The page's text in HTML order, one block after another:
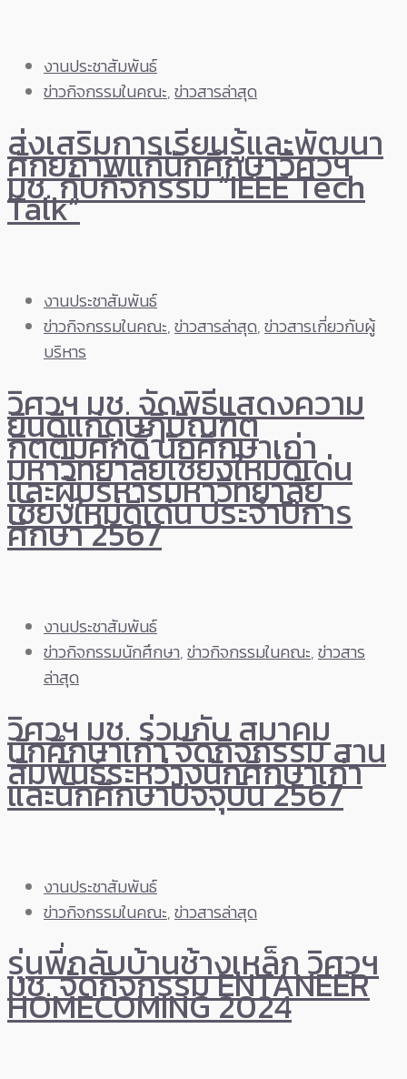
งานประชาสัมพันธ์
ข่าวกิจกรรมในคณะ,ข่าวสารล่าสุด
ส่งเสริมการเรียนรู้และพัฒนา
ศักยภาพแก่นักศึกษาวิศวฯ
มช. กับกิจกรรม “IEEE Tech
Talk”
งานประชาสัมพันธ์
ข่าวกิจกรรมในคณะ,ข่าวสารล่าสุด,ข่าวสารเกี่ยวกับผู้
บริหาร
วิศวฯ มช. จัดพิธีแสดงความ
ยินดีแก่ดุษฎีบัณฑิต
กิตติมศักดิ์ นักศึกษาเก่า
มหาวิทยาลัยเชียงใหม่ดีเด่น
และผู้บริหารมหาวิทยาลัย
เชียงใหม่ดีเด่น ประจำปีการ
ศึกษา 2567
งานประชาสัมพันธ์
ข่าวกิจกรรมนักศึกษา,ข่าวกิจกรรมในคณะ,ข่าวสาร
ล่าสุด
วิศวฯ มช. ร่วมกับ สมาคม
นักศึกษาเก่า จัดกิจกรรม สาน
สัมพันธ์ระหว่างนักศึกษาเก่า
และนักศึกษาปัจจุบัน 2567
งานประชาสัมพันธ์
ข่าวกิจกรรมในคณะ,ข่าวสารล่าสุด
รุ่นพี่กลับบ้านช้างเหล็ก วิศวฯ
มช. จัดกิจกรรม ENTANEER
HOMECOMING 2024